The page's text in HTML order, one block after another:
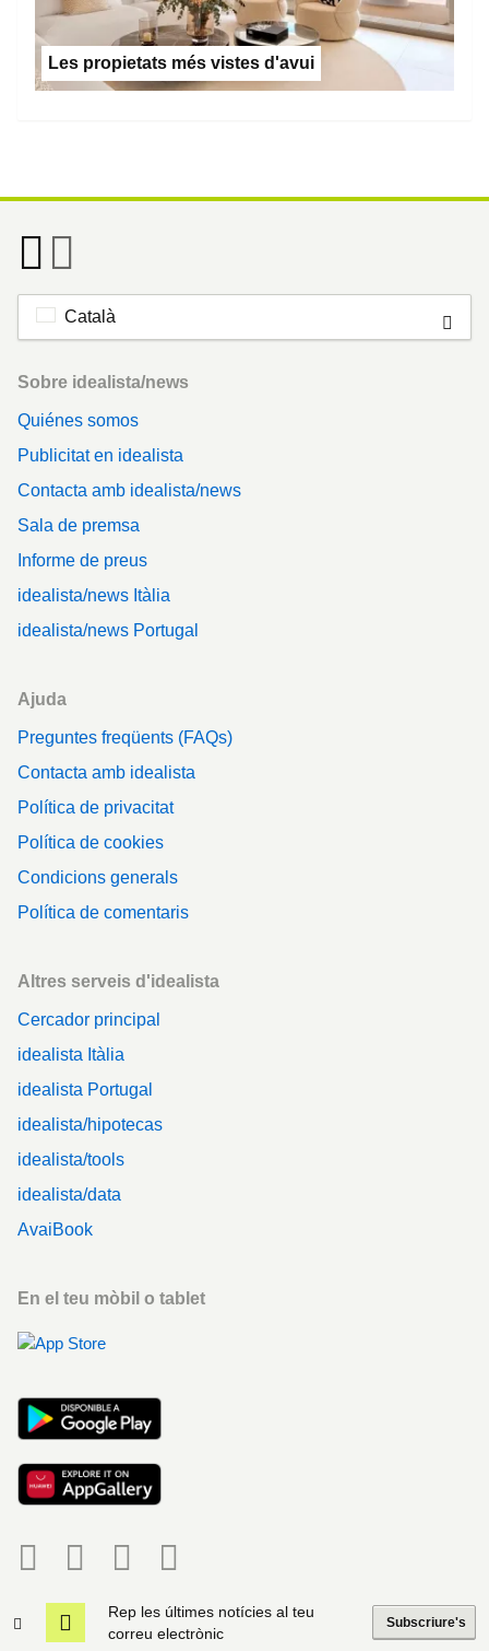
Rep les últimes notícies al teu
correu electrònic
Subscriure's
Les propietats més vistes d'avui
Català
Footer
Sobre idealista/news
Quiénes somos
Publicitat en idealista
Contacta amb idealista/news
Sala de premsa
Informe de preus
idealista/news Itàlia
idealista/news Portugal
Ajuda
Preguntes freqüents (FAQs)
Contacta amb idealista
Política de privacitat
Política de cookies
Condicions generals
Política de comentaris
Altres serveis d'idealista
Cercador principal
idealista Itàlia
idealista Portugal
idealista/hipotecas
idealista/tools
idealista/data
AvaiBook
En el teu mòbil o tablet
Social
idealista Copyright © 2000-2026